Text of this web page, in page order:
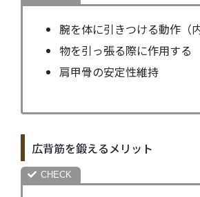
腕を体に引きつける動作（内
物を引っ張る際に作用する
肩甲骨の安定性維持
広背筋を鍛えるメリット